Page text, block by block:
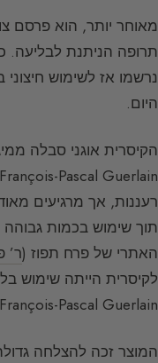
מאוחר יותר, הוא פרסם
תרופה הניתנת לבליעה.
נרשמו אז לשימוש
היום.
רעננות, אך מרגיעים
האתרי של פרח תפוז (ר’
François-Pascal Guerlain רשות לשווקו.
המוצר זכה להצלחה